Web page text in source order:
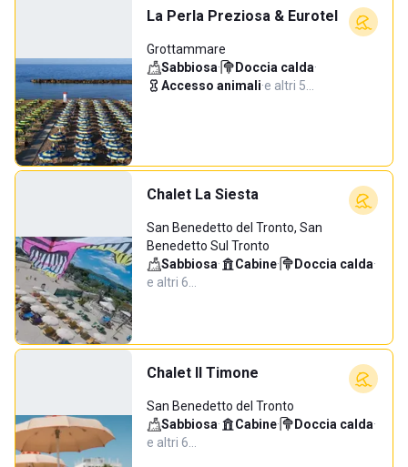
La Perla Preziosa & Eurotel
Grottammare
Sabbiosa· Doccia calda·
Accesso animali·e altri 5…
Chalet La Siesta
San Benedetto del Tronto, San
Benedetto Sul Tronto
Sabbiosa· Cabine· Doccia calda·
e altri 6…
Chalet Il Timone
San Benedetto del Tronto
Sabbiosa· Cabine· Doccia calda·
e altri 6…